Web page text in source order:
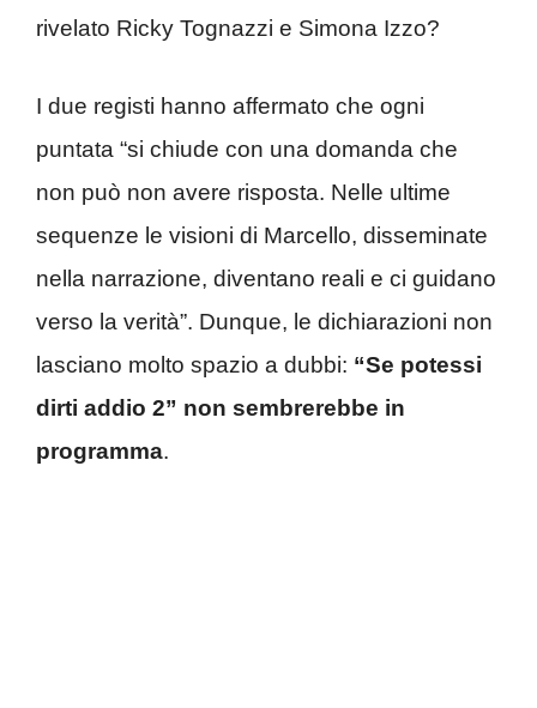
rivelato Ricky Tognazzi e Simona Izzo?
I due registi hanno affermato che ogni
puntata “si chiude con una domanda che
non può non avere risposta. Nelle ultime
sequenze le visioni di Marcello, disseminate
nella narrazione, diventano reali e ci guidano
verso la verità”. Dunque, le dichiarazioni non
lasciano molto spazio a dubbi: “Se potessi
dirti addio 2” non sembrerebbe in
programma.